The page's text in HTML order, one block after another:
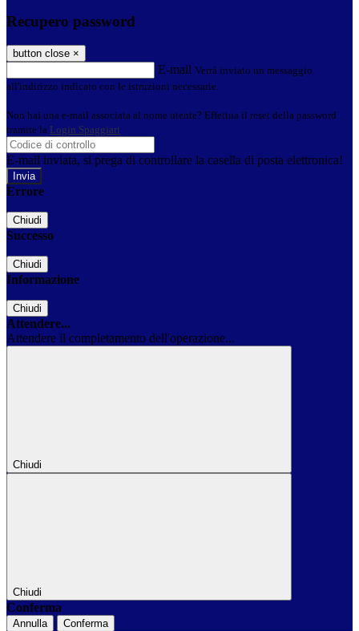
Recupero password
button close ×
E-mail Verrà inviato un messaggio
all'indirizzo indicato con le istruzioni necessarie.
Non hai una e-mail associata al nome utente? Effettua il reset della password
tramite la Login Spaggiari
E-mail inviata, si prega di controllare la casella di posta elettronica!
Errore
Chiudi
Successo
Chiudi
Informazione
Chiudi
Attendere...
Attendere il completamento dell'operazione...
Chiudi
Chiudi
Conferma
Annulla Conferma